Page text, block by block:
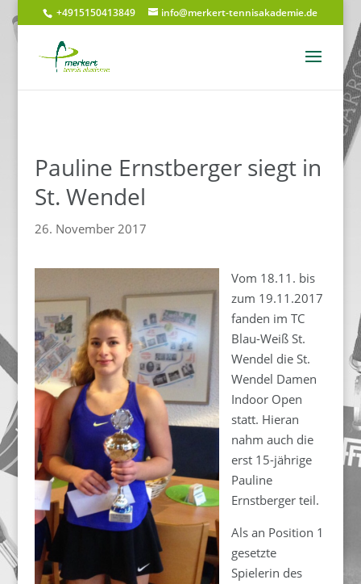
+4915150413849 info@merkert-tennisakademie.de
Pauline Ernstberger siegt in
St. Wendel
26. November 2017
Vom 18.11. bis
zum 19.11.2017
fanden im TC
Blau-Weiß St.
Wendel die St.
Wendel Damen
Indoor Open
statt. Hieran
nahm auch die
erst 15-jährige
Pauline
Ernstberger teil.
Als an Position 1
gesetzte
Spielerin des